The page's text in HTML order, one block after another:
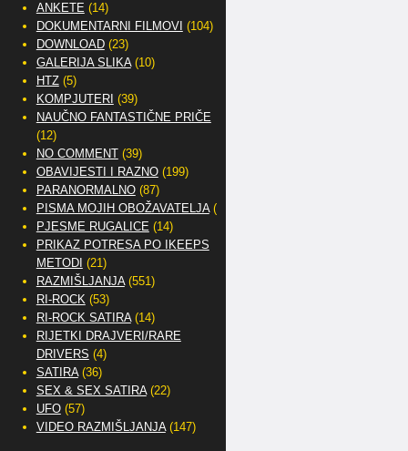
ANKETE (14)
DOKUMENTARNI FILMOVI (104)
DOWNLOAD(23)
GALERIJA SLIKA(10)
HTZ(5)
KOMPJUTERI (39)
NAUČNO FANTASTIČNE PRIČE
(12)
NO COMMENT(39)
OBAVIJESTI I RAZNO(199)
PARANORMALNO(87)
PISMA MOJIH OBOŽAVATELJA(2)
PJESME RUGALICE (14)
PRIKAZ POTRESA PO IKEEPS
METODI (21)
RAZMIŠLJANJA(551)
RI-ROCK(53)
RI-ROCK SATIRA(14)
RIJETKI DRAJVERI/RARE
DRIVERS (4)
SATIRA(36)
SEX & SEX SATIRA(22)
UFO(57)
VIDEO RAZMIŠLJANJA(147)